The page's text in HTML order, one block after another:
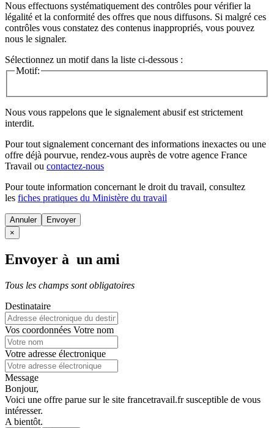
Nous effectuons systématiquement des contrôles pour vérifier la
légalité et la conformité des offres que nous diffusons. Si malgré ces
contrôles vous constatez des contenus inappropriés, vous pouvez
nous le signaler.
Sélectionnez un motif dans la liste ci-dessous :
Motif:
Nous vous rappelons que le signalement abusif est strictement
interdit.
Pour tout signalement concernant des informations inexactes ou une
offre déjà pourvue, rendez-vous auprès de votre agence France
Travail ou contactez-nous
Pour toute information concernant le droit du travail, consultez
les fiches pratiques du Ministère du travail
Annuler
×
Envoyer à un ami
Tous les champs sont obligatoires
Destinataire
Vos coordonnées Votre nom
Votre adresse électronique
Message
Bonjour,
Voici une offre parue sur le site francetravail.fr susceptible de vous
intéresser.
A bientôt.